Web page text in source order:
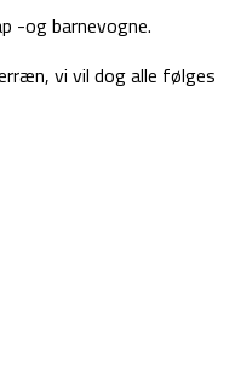
-og barnevogne.
vi vil dog alle følges